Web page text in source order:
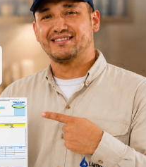
la comunidad
de...
Desde
22